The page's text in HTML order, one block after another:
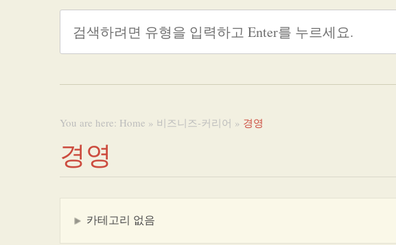
You are here: Home » 비즈니즈-커리어 » 경영
경영
카테고리 없음